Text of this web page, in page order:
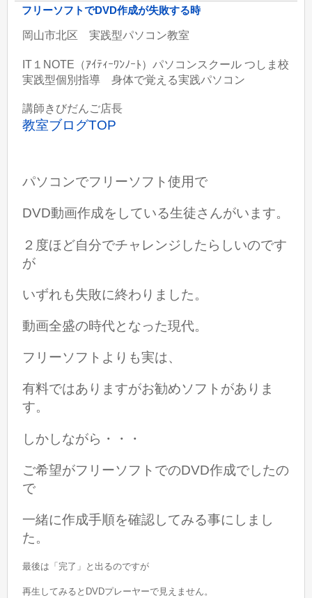
フリーソフトでDVD作成が失敗する時
岡山市北区 実践型パソコン教室
IT１NOTE（ｱｲﾃｨｰﾜﾝﾉｰﾄ）パソコンスクール つしま校
実践型個別指導 身体で覚える実践パソコン
講師きびだんご店長
教室ブログTOP
パソコンでフリーソフト使用で
DVD動画作成をしている生徒さんがいます。
２度ほど自分でチャレンジしたらしいのです
が
いずれも失敗に終わりました。
動画全盛の時代となった現代。
フリーソフトよりも実は、
有料ではありますがお勧めソフトがありま
す。
しかしながら・・・
ご希望がフリーソフトでのDVD作成でしたの
で
一緒に作成手順を確認してみる事にしまし
た。
最後は「完了」と出るのですが
再生してみるとDVDプレーヤーで見えません。